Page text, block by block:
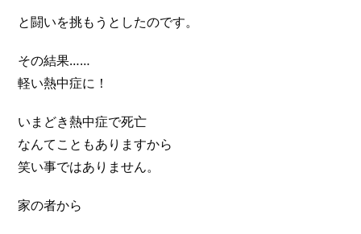
と闘いを挑もうとしたのです。
その結果……
軽い熱中症に！
いまどき熱中症で死亡
なんてこともありますから
笑い事ではありません。
家の者から